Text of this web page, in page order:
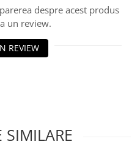
despre acest produs
un review.
REVIEW
SIMILARE